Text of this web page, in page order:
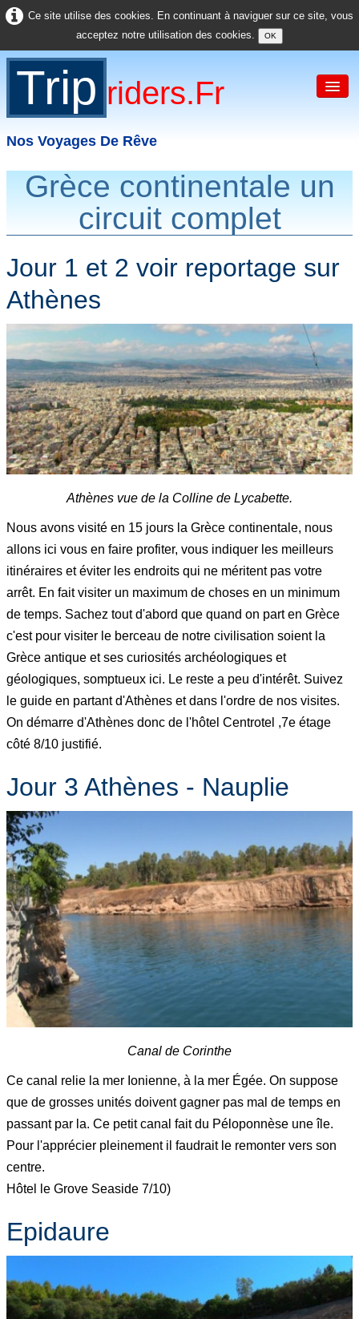
Ce site utilise des cookies. En continuant à naviguer sur ce site, vous
acceptez notre utilisation des cookies.
OK
Trip Riders.fr
Nos Voyages De Rêve
Accueil
USA
Asie
Divers
Grèce continentale un
circuit complet
Jour 1 et 2 voir reportage sur
Athènes
Athènes vue de la Colline de Lycabette.
Nous avons visité en 15 jours la Grèce continentale, nous
allons ici vous en faire profiter, vous indiquer les meilleurs
itinéraires et éviter les endroits qui ne méritent pas votre
arrêt. En fait visiter un maximum de choses en un minimum
de temps. Sachez tout d'abord que quand on part en Grèce
c'est pour visiter le berceau de notre civilisation soient la
Grèce antique et ses curiosités archéologiques et
géologiques, somptueux ici. Le reste a peu d'intérêt. Suivez
le guide en partant d'Athènes et dans l'ordre de nos visites.
On démarre d'Athènes donc de l'hôtel Centrotel ,7e étage
côté 8/10 justifié.
Jour 3 Athènes - Nauplie
Canal de Corinthe
Ce canal relie la mer Ionienne, à la mer Égée. On suppose
que de grosses unités doivent gagner pas mal de temps en
passant par la. Ce petit canal fait du Péloponnèse une île.
Pour l'apprécier pleinement il faudrait le remonter vers son
centre.
Hôtel le Grove Seaside 7/10)
Epidaure